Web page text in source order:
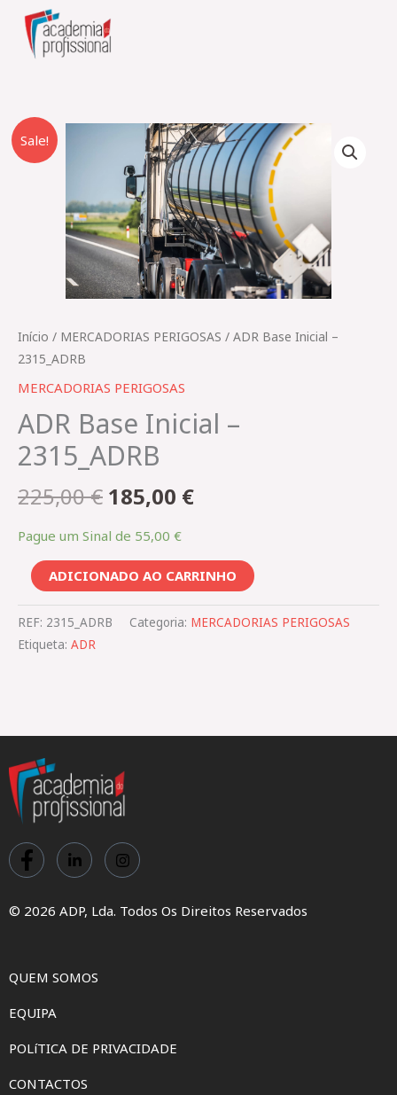
content
Sale!
Início / MERCADORIAS PERIGOSAS​ / ADR Base Inicial –
2315_ADRB
MERCADORIAS PERIGOSAS​
ADR Base Inicial –
2315_ADRB
225,00€
preço
original
era:
225,00 €.
185,00 €
O
preço
atual
é:
185,00 €.
Pague um Sinal de 55,00 €
Quantidade
de
2315_ADRB
ADICIONADO AO CARRINHO
REF: 2315_ADRB Categoria: MERCADORIAS PERIGOSAS​
Etiqueta: ADR
© 2026 ADP, Lda. Todos Os Direitos Reservados
QUEM SOMOS
EQUIPA
POLíTICA DE PRIVACIDADE
CONTACTOS